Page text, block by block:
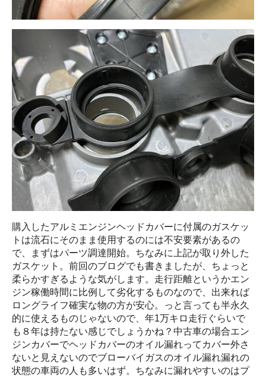
購入したアルミエンジンヘッドカバーに付属のガスケッ
トは流石にそのまま使用するのには不安要素があるの
で、まずはパーツ調達開始。ちなみに上記が取り外した
ガスケット。前回のブログでも書きましたが、ちょっと
柔らかすぎるような気がします。走行距離というかエン
ジン稼働時間に比例して劣化するものなので、出来れば
ロングライフ確実な物の方が安心。っと言っても半永久
的に使えるものじゃないので、年1万キロ走行ぐらいで
も８年は持たない感じでしょうかね？中古車の場合エン
ジンカバーでヘッドカバーのオイル漏れってカバー外さ
ないと見えないのでブローバイガスのオイル漏れ漏れの
状態の車両の人も多いはず。ちなみに漏れやすいのはプ